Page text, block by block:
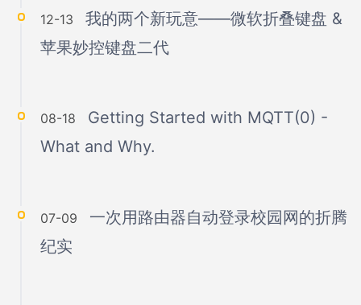
12-13我的两个新玩意——微软折叠键盘 &
苹果妙控键盘二代
08-18 Getting Started with MQTT(0) -
What and Why.
07-09 一次用路由器自动登录校园网的折腾
纪实